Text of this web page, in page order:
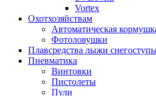
Vortex
Охотхозяйствам
Автоматическая
Фотоловушки
Плавсредства лыжи
Пневматика
Винтовки
Пистолеты
Пули